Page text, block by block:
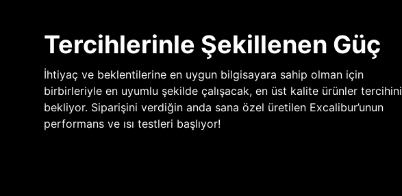
Tercihlerinle Şekillenen Güç
İhtiyaç ve beklentilerine en uygun bilgisayara sahip olman için
birbirleriyle en uyumlu şekilde çalışacak, en üst kalite ürünler tercihini
bekliyor. Siparişini verdiğin anda sana özel üretilen Excalibur’unun
performans ve ısı testleri başlıyor!